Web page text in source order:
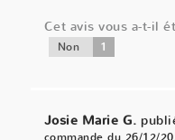
Cet avis vous a-t-il
Non 1
Josie Marie G.
commande du 26/12/